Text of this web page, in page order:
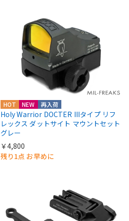
HOT NEW 再入荷
Holy Warrior DOCTER IIIタイプ リフ
レックス ダットサイト マウントセット
グレー
￥4,800
残り1点 お早めに